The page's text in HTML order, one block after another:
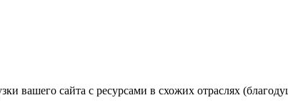
вашего сайта с ресурсами в схожих отраслях